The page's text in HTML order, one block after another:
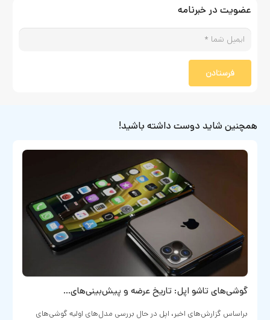
عضویت در خبرنامه
فرستادن
همچنین شاید دوست داشته باشید!
گوشی‌های تاشو اپل: تاریخ عرضه و پیش‌بینی‌های…
براساس گزارش‌های اخیر، اپل در حال بررسی مدل‌های اولیه گوشی‌های